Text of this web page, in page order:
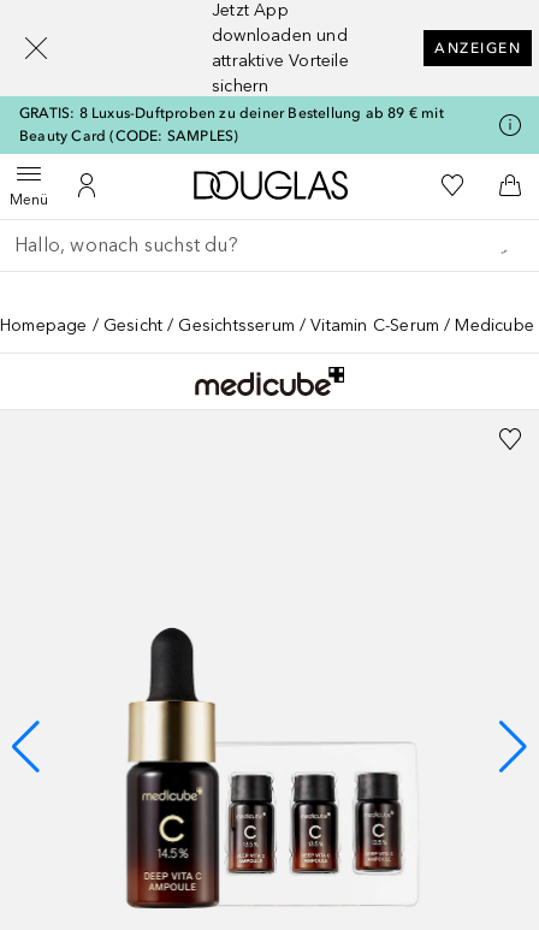
Jetzt App
downloaden und
attraktive Vorteile
sichern
ANZEIGEN
GRATIS: 8 Luxus-Duftproben zu deiner Bestellung ab 89 € mit
Beauty Card (CODE: SAMPLES)
MenüMenü öffnenZu Meinem Kundenkonto
Zur Douglas Startseite
Zu Meiner
Gehe zurück
Suche ausführen
Homepage Gesicht Gesichtsserum Vitamin C-Serum Medicube
[navigation.slideout.screenreader]